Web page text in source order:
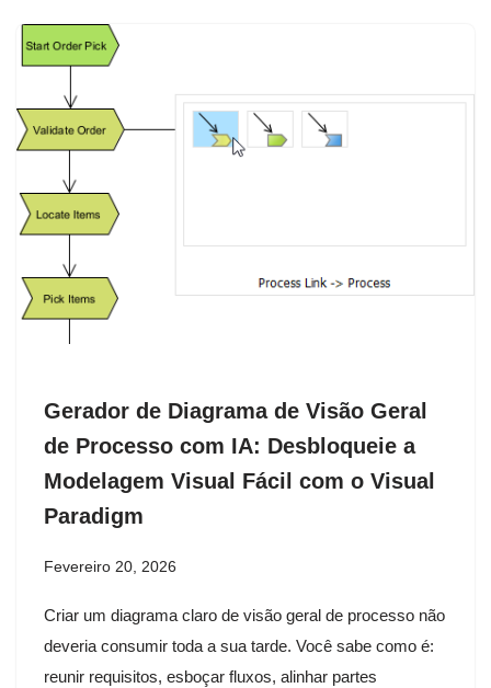
Gerador de Diagrama de Visão Geral
de Processo com IA: Desbloqueie a
Modelagem Visual Fácil com o Visual
Paradigm
Fevereiro 20, 2026
Criar um diagrama claro de visão geral de processo não
deveria consumir toda a sua tarde. Você sabe como é:
reunir requisitos, esboçar fluxos, alinhar partes